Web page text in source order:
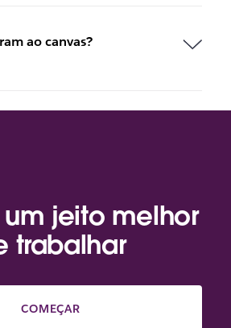
ao canvas?
um jeito melhor
trabalhar
COMEÇAR